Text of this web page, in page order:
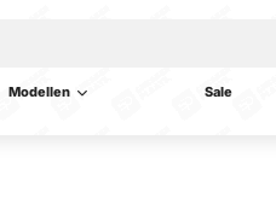
Modellen Sale